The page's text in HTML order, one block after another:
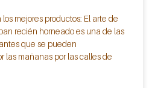
mejores productos: El arte de
recién horneado es una de las
que se pueden
las mañanas por las calles de